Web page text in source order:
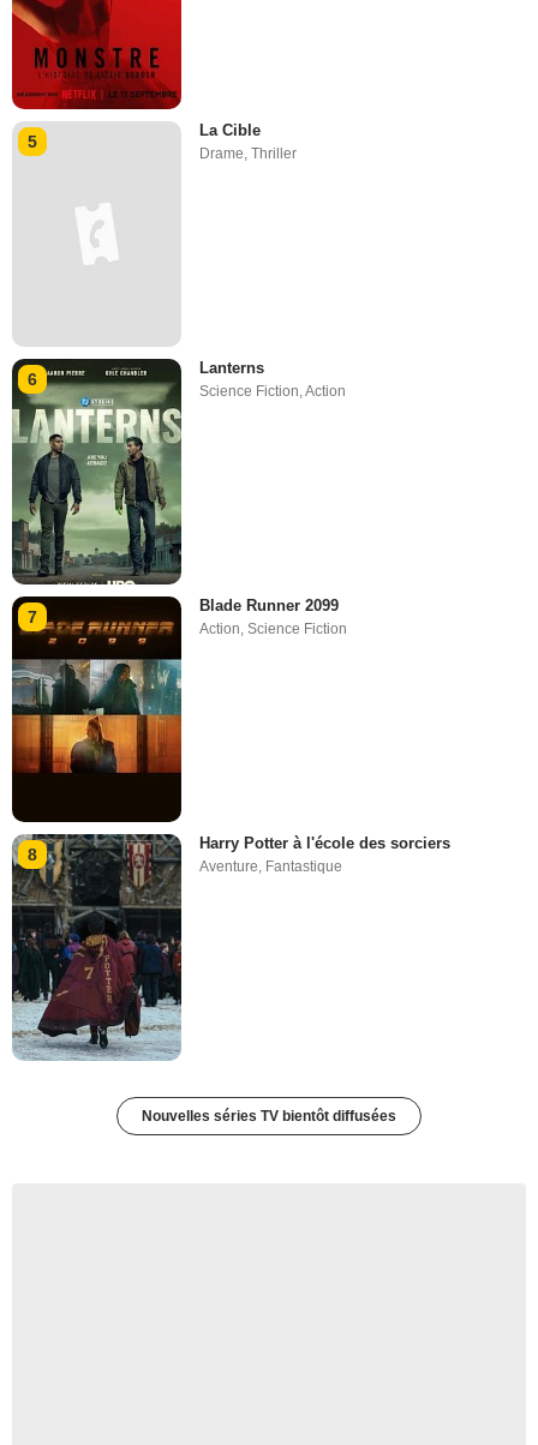
5
La Cible
Drame ,Thriller
6
Lanterns
Science Fiction,Action
7
Blade Runner 2099
Action,Science Fiction
8
Harry Potter à l'école des sorciers
Aventure, Fantastique
Nouvelles séries TV bientôt diffusées